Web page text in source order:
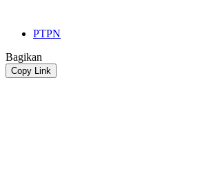
PTPN
Bagikan
Copy Link